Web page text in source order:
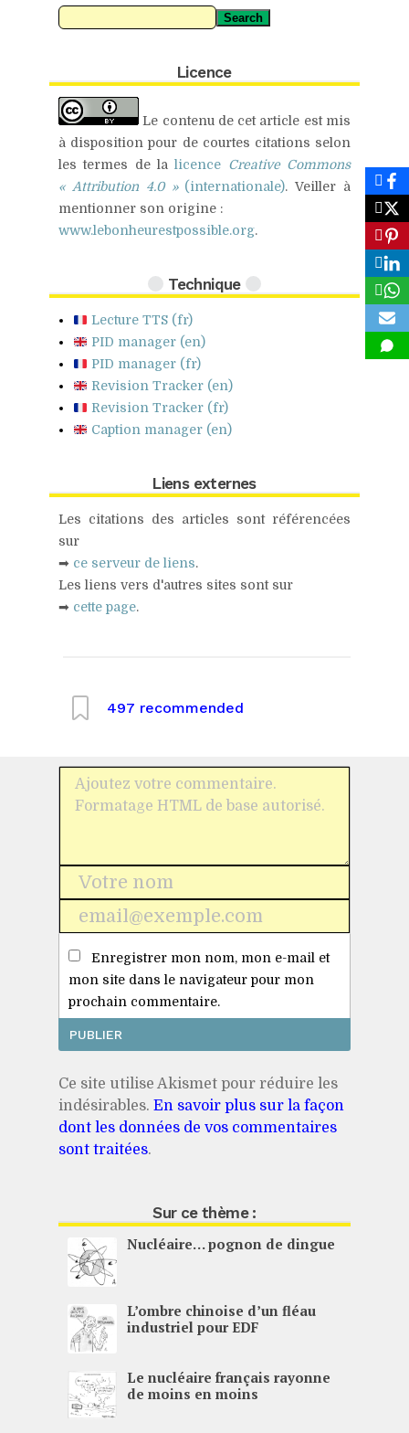
Search
Licence
Le contenu de cet article est mis
à disposition pour de courtes citations selon
les termes de lalicence Creative Commons
« Attribution 4.0 »(internationale). Veiller à
mentionner son origine :
www.lebonheurestpossible.org.
Technique
Lecture TTS(fr)
PID manager (en)
PID manager (fr)
Revision Tracker (en)
Revision Tracker (fr)
Caption manager (en)
Liens externes
Les citations des articles sont référencées
sur
➡ ce serveur de liens.
Les liens vers d'autres sites sont sur
➡ cette page.
497 recommended
Nom
E-
mailEnregistrer mon nom, mon e-mail et
mon site dans le navigateur pour mon
prochain commentaire.
Ce site utilise Akismet pour réduire les
indésirables. En savoir plus sur la façon
dont les données de vos commentaires
sont traitées.
Sur ce thème :
Nucléaire… pognon de dingue
L’ombre chinoise d’un fléau
industriel pourEDF
Le nucléaire français rayonne
de moins en moins